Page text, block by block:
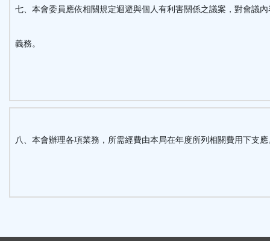
七、本會委員應依相關規定迴避與個人有利害關係之議案，對會議
義務。
八、本會辦理各項業務，所需經費由本局在年度所列相關費用下支應